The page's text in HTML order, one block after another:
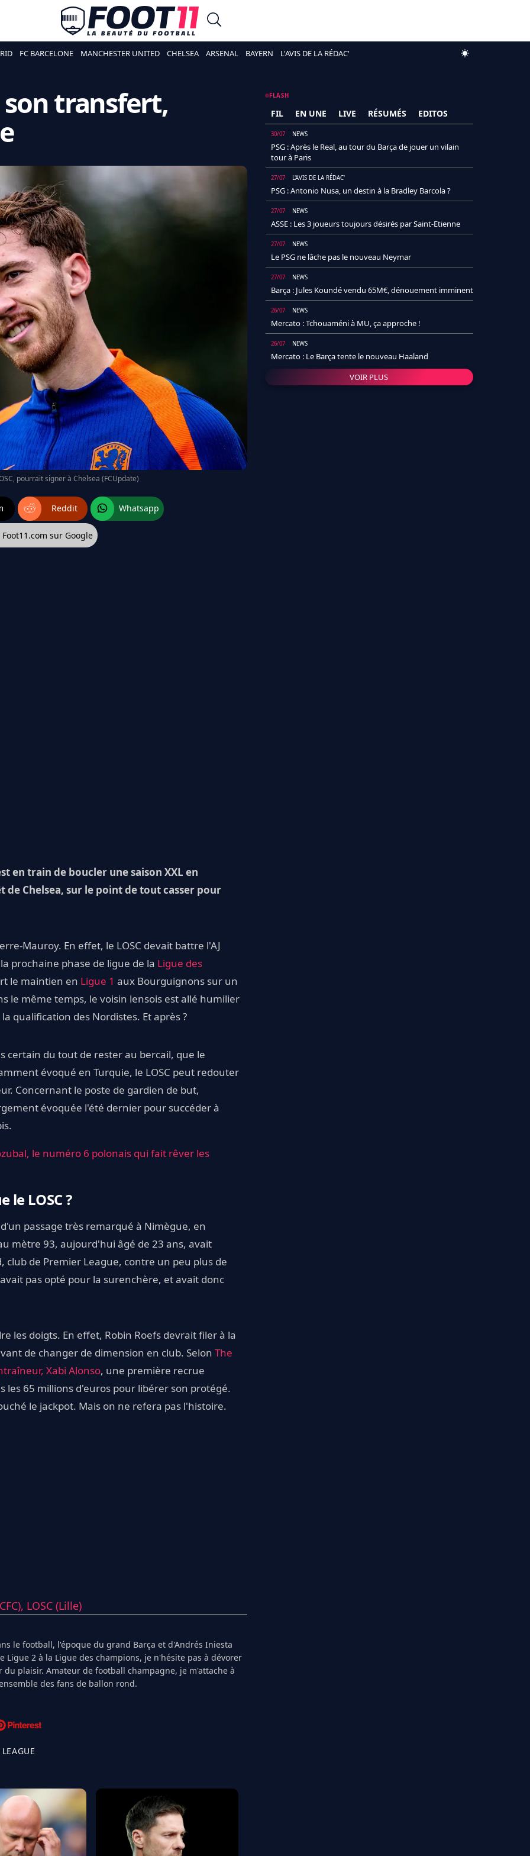
FC BARCELONE MANCHESTER UNITED CHELSEA ARSENAL BAYERN L'AVIS DE LA RÉDAC'
son transfert,
pourrait signer à Chelsea (FCUpdate)
Reddit Whatsapp
sur Google
en train de boucler une saison XXL en
Chelsea, sur le point de tout casser pour
Mauroy. En effet, le LOSC devait battre l'AJ
prochaine phase de ligue de la Ligue des
le maintien en Ligue 1 aux Bourguignons sur un
le même temps, le voisin lensois est allé humilier
qualification des Nordistes. Et après ?
certain du tout de rester au bercail, que le
évoqué en Turquie, le LOSC peut redouter
Concernant le poste de gardien de but,
évoquée l'été dernier pour succéder à
le numéro 6 polonais qui fait rêver les
le LOSC ?
passage très remarqué à Nimègue, en
mètre 93, aujourd'hui âgé de 23 ans, avait
de Premier League, contre un peu plus de
pas opté pour la surenchère, et avait donc
les doigts. En effet, Robin Roefs devrait filer à la
de changer de dimension en club. Selon The
Xabi Alonso, une première recrue
65 millions d'euros pour libérer son protégé.
le jackpot. Mais on ne refera pas l'histoire.
LOSC (Lille)
le football, l'époque du grand Barça et d'Andrés Iniesta
Ligue 2 à la Ligue des champions, je n'hésite pas à dévorer
plaisir. Amateur de football champagne, je m'attache à
des fans de ballon rond.
FLASH
FIL EN UNE LIVE RÉSUMÉS EDITOS
30/07 NEWS
PSG : Après le Real, au tour du Barça de jouer un vilain
tour à Paris
27/07 L'AVIS DE LA RÉDAC'
PSG : Antonio Nusa, un destin à la Bradley Barcola ?
27/07 NEWS
ASSE : Les 3 joueurs toujours désirés par Saint-Etienne
27/07 NEWS
Le PSG ne lâche pas le nouveau Neymar
27/07 NEWS
Barça : Jules Koundé vendu 65M€, dénouement imminent
26/07 NEWS
Mercato : Tchouaméni à MU, ça approche !
26/07 NEWS
Mercato : Le Barça tente le nouveau Haaland
VOIR PLUS